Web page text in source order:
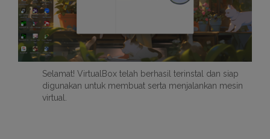
Selamat! VirtualBox telah berhasil terinstal dan siap
digunakan untuk membuat serta menjalankan mesin
virtual.